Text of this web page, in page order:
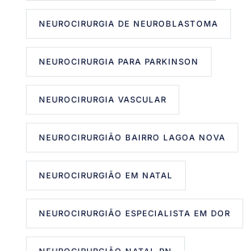
NEUROCIRURGIA DE NEUROBLASTOMA
NEUROCIRURGIA PARA PARKINSON
NEUROCIRURGIA VASCULAR
NEUROCIRURGIÃO BAIRRO LAGOA NOVA
NEUROCIRURGIÃO EM NATAL
NEUROCIRURGIÃO ESPECIALISTA EM DOR